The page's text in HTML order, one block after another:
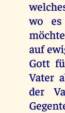
wo
auf
Gott
Vater
der